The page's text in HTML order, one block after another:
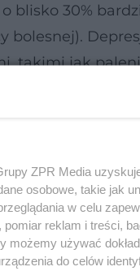
blisko 30%
bolesnej).
takimi jak
a psychiatra o
schodach.
ZPR Media
osobowe, takie jak
w celu
reklam i treści,
możemy używać
do celów